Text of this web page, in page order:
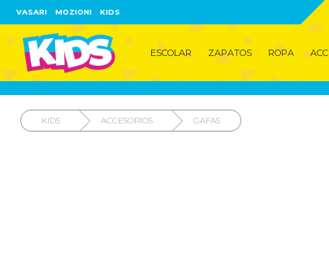
VASARI MOZIONI KIDS
ESCOLAR ZAPATOS ROPA
KIDS ACCESORIOS GAFAS